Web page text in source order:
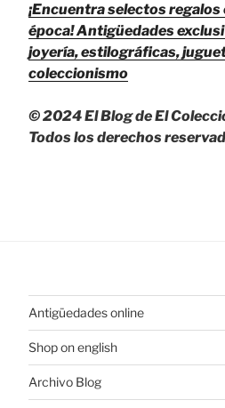
¡Encuentra selectos regalos
época!Antigüedades
joyería, estilográficas,
coleccionismo
© 2024 El Blog de El
Todos los derechos
Antigüedades online
Shop on english
Archivo Blog